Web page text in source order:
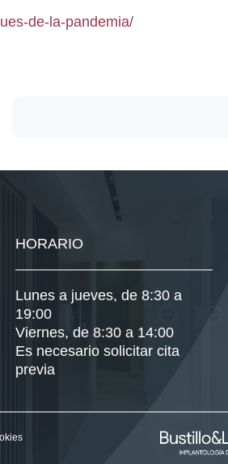
de-la-pandemia/
HORARIO
Lunes a jueves, de 8:30 a
19:00
Viernes, de 8:30 a 14:00
Es necesario solicitar cita
previa